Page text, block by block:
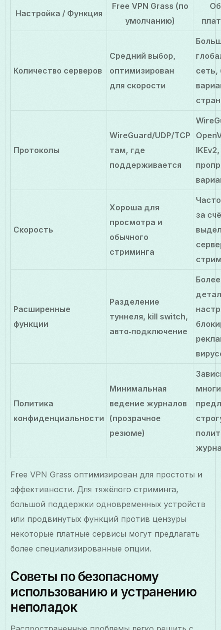
Настройка / Функция
Free VPN Grass (по
умолчанию)
Количество серверов
Средний выбор,
оптимизирован
для скорости
стран
Протоколы
WireGuard/UDP/TCP
там, где
поддерживается
IKEv2,
Скорость
Хороша для
просмотра и
обычного
стриминга
за
Расширенные
функции
Разделение
туннеля, kill switch,
авто‑подключение
Более
Политика
конфиденциальности
Минимальная
ведение журналов
(прозрачное
резюме)
Free VPN Grass оптимизирован для простоты и
эффективности. Для тяжёлого стриминга,
большой поддержки одновременных устройств
или продвинутых функций против цензуры
некоторые платные сервисы могут предлагать
более специализированные опции.
Советы по безопасному
использованию и устранению
неполадок